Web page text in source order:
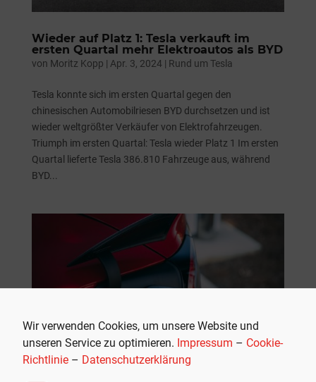
Wir verwenden Cookies, um unsere Website und
unseren Service zu optimieren. Impressum – Cookie-
Richtlinie – Datenschutzerklärung
Wieder auf Platz 1: Tesla verkauft im
ersten Quartal mehr Elektroautos als BYD
von Moritz Kopp | Apr. 3, 2024| Rund um Tesla
Tesla konnte sich im ersten Quartal gegen den
chinesischen Automobilriesen BYD durchsetzen und ist
wieder weltgrößter Verkäufer von Elektrofahrzeugen.
Triumph im ersten Quartal: Tesla wieder Platz 1 Im ersten
Quartal lieferte Tesla 386.810 Fahrzeuge aus, während
BYD...